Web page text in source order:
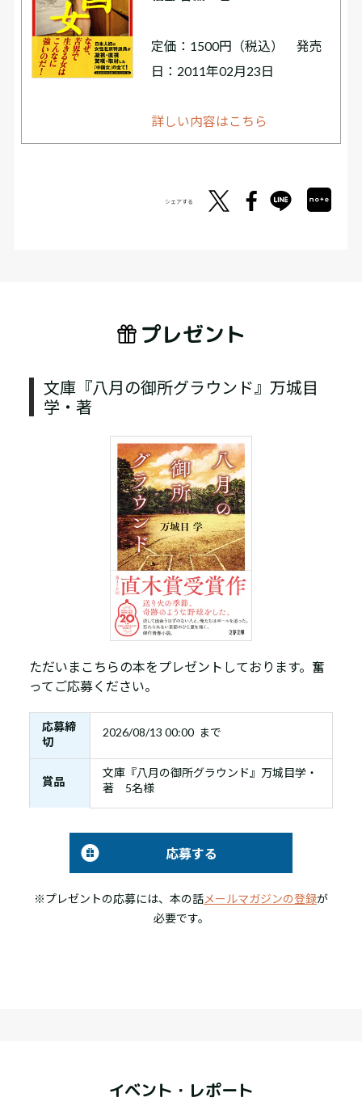
定価：1500円（税込） 発売
日：2011年02月23日
詳しい内容はこちら
シェアする
プレゼント
文庫『八月の御所グラウンド』万城目
学・著
ただいまこちらの本をプレゼントしております。奮
ってご応募ください。
応募締
切
2026/08/13 00:00 まで
賞品
文庫『八月の御所グラウンド』万城目学・
著 5名様
応募する
※プレゼントの応募には、本の話メールマガジンの登録が
必要です。
イベント・レポート